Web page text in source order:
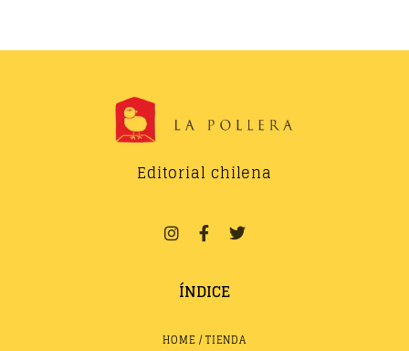
Editorial chilena
ÍNDICE
HOME / TIENDA